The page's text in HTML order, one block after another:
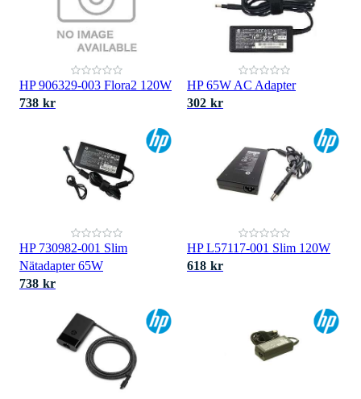
HP 906329-003 Flora2 120W
738 kr
HP 65W AC Adapter
302 kr
HP 730982-001 Slim
Nätadapter 65W
738 kr
HP L57117-001 Slim 120W
618 kr